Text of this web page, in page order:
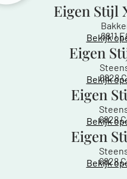
Eigen Stijl
6811
Bekijk
Eigen
6828
Bekijk
Eigen
6828
Bekijk
Eigen
6828
Bekijk